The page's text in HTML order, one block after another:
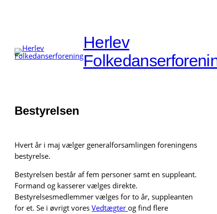
Herlev
Bestyrelsen
Hvert år i maj vælger generalforsamlingen foreningens
bestyrelse.
Bestyrelsen består af fem personer samt en suppleant.
Formand og kasserer vælges direkte.
Bestyrelsesmedlemmer vælges for to år, suppleanten
for et. Se i øvrigt vores Vedtægter og find flere